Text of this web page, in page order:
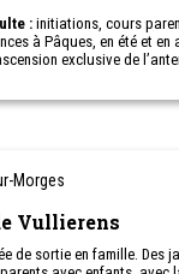
ski de fond, le ski joëring
:initiations, cours
à Pâques, en été et en
exclusive de
Morges
Vullierens
de sortie en famille. Des